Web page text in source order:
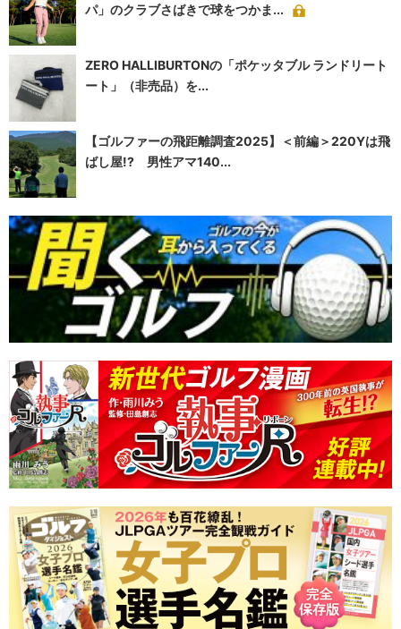
パ」のクラブさばきで球をつかま...
ZERO HALLIBURTONの「ポケッタブル ランドリート
ート」（非売品）を...
【ゴルファーの飛距離調査2025】＜前編＞220Yは飛
ばし屋!? 男性アマ140...